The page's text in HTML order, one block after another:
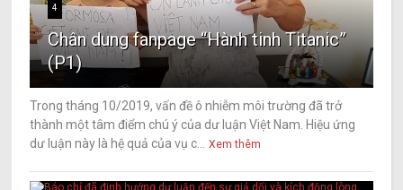
4
Chân dung fanpage “Hành tinh Titanic”
(P1)
Trong tháng 10/2019, vấn đề ô nhiễm môi trường đã trở
thành một tâm điểm chú ý của dư luận Việt Nam. Hiệu ứng
dư luận này là hệ quả của vụ c...
Xem thêm